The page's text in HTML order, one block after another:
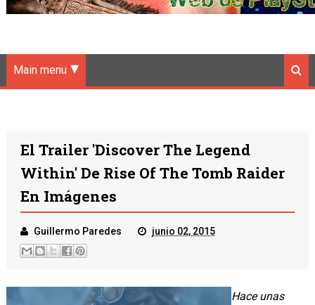
Main menu
El Trailer 'Discover The Legend
Within' De Rise Of The Tomb Raider
En Imágenes
Guillermo Paredes junio 02, 2015
Hace unas